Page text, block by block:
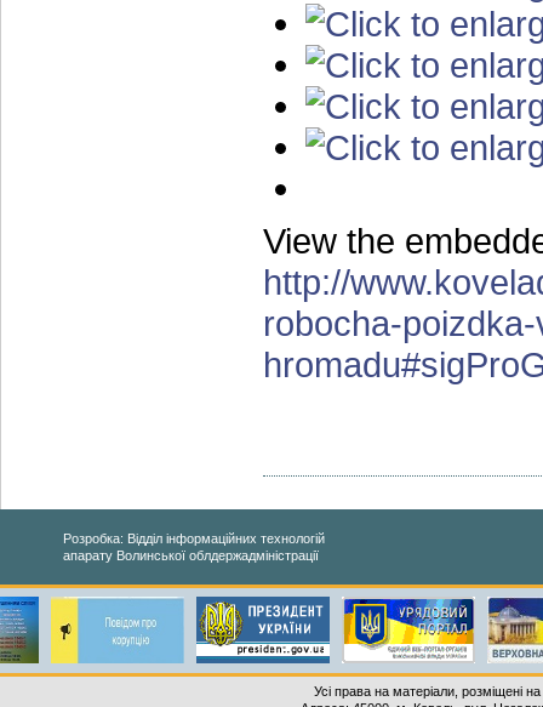
View the
http://
robocha-
Розробка: Відділ інформаційних технологій
апарату Волинської облдержадміністрації
Усі права на матеріали, розміщені